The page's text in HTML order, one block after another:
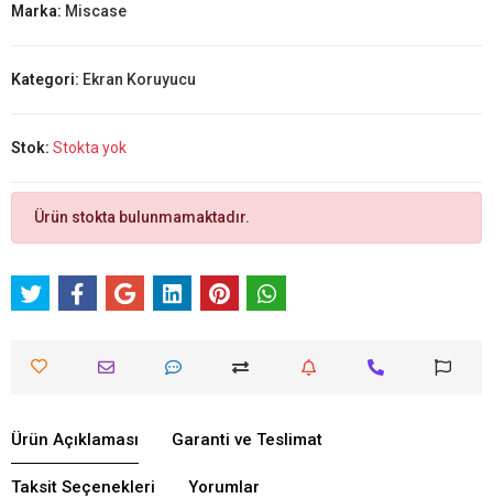
Marka: Miscase
Kategori: Ekran Koruyucu
Stok: Stokta yok
Ürün stokta bulunmamaktadır.
Ürün Açıklaması Garanti ve Teslimat
Taksit Seçenekleri Yorumlar